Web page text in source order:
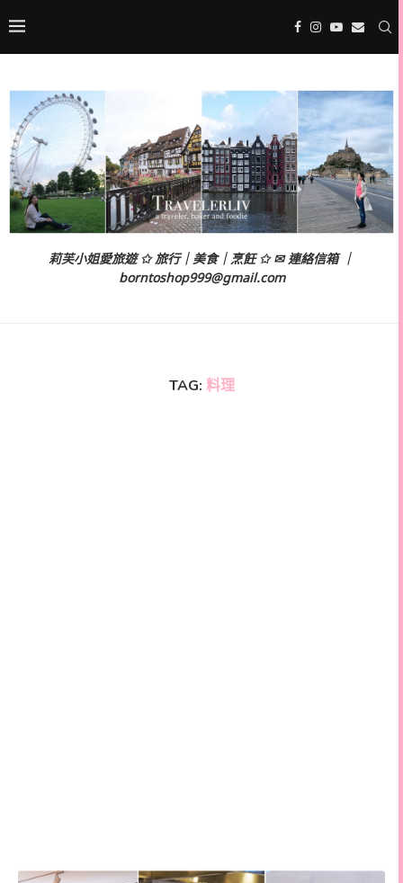
莉芙小姐愛旅遊 ✩ 旅行｜美食｜烹飪 ✩ ✉ 連絡信箱 ｜
borntoshop999@gmail.com
TAG: 料理